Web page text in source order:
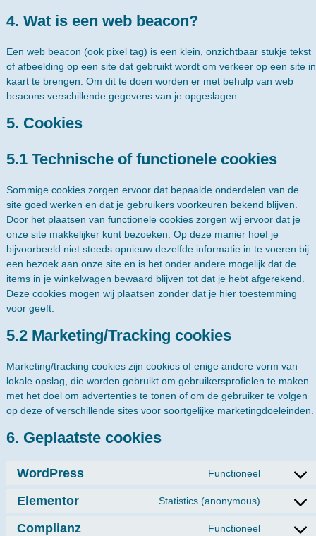
4. Wat is een web beacon?
Een web beacon (ook pixel tag) is een klein, onzichtbaar stukje tekst
of afbeelding op een site dat gebruikt wordt om verkeer op een site in
kaart te brengen. Om dit te doen worden er met behulp van web
beacons verschillende gegevens van je opgeslagen.
5. Cookies
5.1 Technische of functionele cookies
Sommige cookies zorgen ervoor dat bepaalde onderdelen van de
site goed werken en dat je gebruikers voorkeuren bekend blijven.
Door het plaatsen van functionele cookies zorgen wij ervoor dat je
onze site makkelijker kunt bezoeken. Op deze manier hoef je
bijvoorbeeld niet steeds opnieuw dezelfde informatie in te voeren bij
een bezoek aan onze site en is het onder andere mogelijk dat de
items in je winkelwagen bewaard blijven tot dat je hebt afgerekend.
Deze cookies mogen wij plaatsen zonder dat je hier toestemming
voor geeft.
5.2 Marketing/Tracking cookies
Marketing/tracking cookies zijn cookies of enige andere vorm van
lokale opslag, die worden gebruikt om gebruikersprofielen te maken
met het doel om advertenties te tonen of om de gebruiker te volgen
op deze of verschillende sites voor soortgelijke marketingdoeleinden.
6. Geplaatste cookies
WordPress Functioneel
Elementor Statistics (anonymous)
Complianz Functioneel